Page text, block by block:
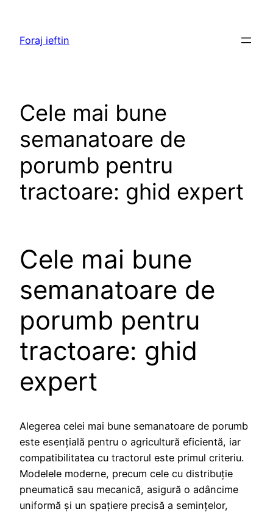
content
Foraj ieftin
Cele mai bune
semanatoare de
porumb pentru
tractoare: ghid expert
Cele mai bune
semanatoare de
porumb pentru
tractoare: ghid
expert
Alegerea celei mai bune semanatoare de porumb
este esențială pentru o agricultură eficientă, iar
compatibilitatea cu tractorul este primul criteriu.
Modelele moderne, precum cele cu distribuție
pneumatică sau mecanică, asigură o adâncime
uniformă și un spațiere precisă a semințelor,